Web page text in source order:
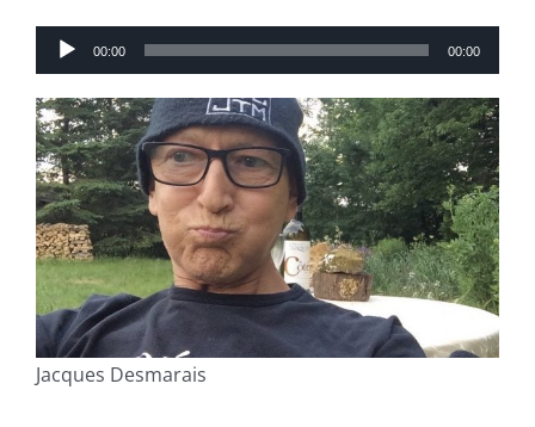
Lecteur
audio
00:00 00:00
Jacques Desmarais